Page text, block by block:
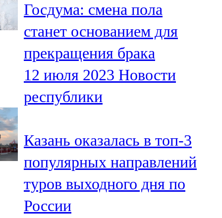
Госдума: смена пола
станет основанием для
прекращения брака
12 июля 2023 Новости
республики
Казань оказалась в топ-3
популярных направлений
туров выходного дня по
России